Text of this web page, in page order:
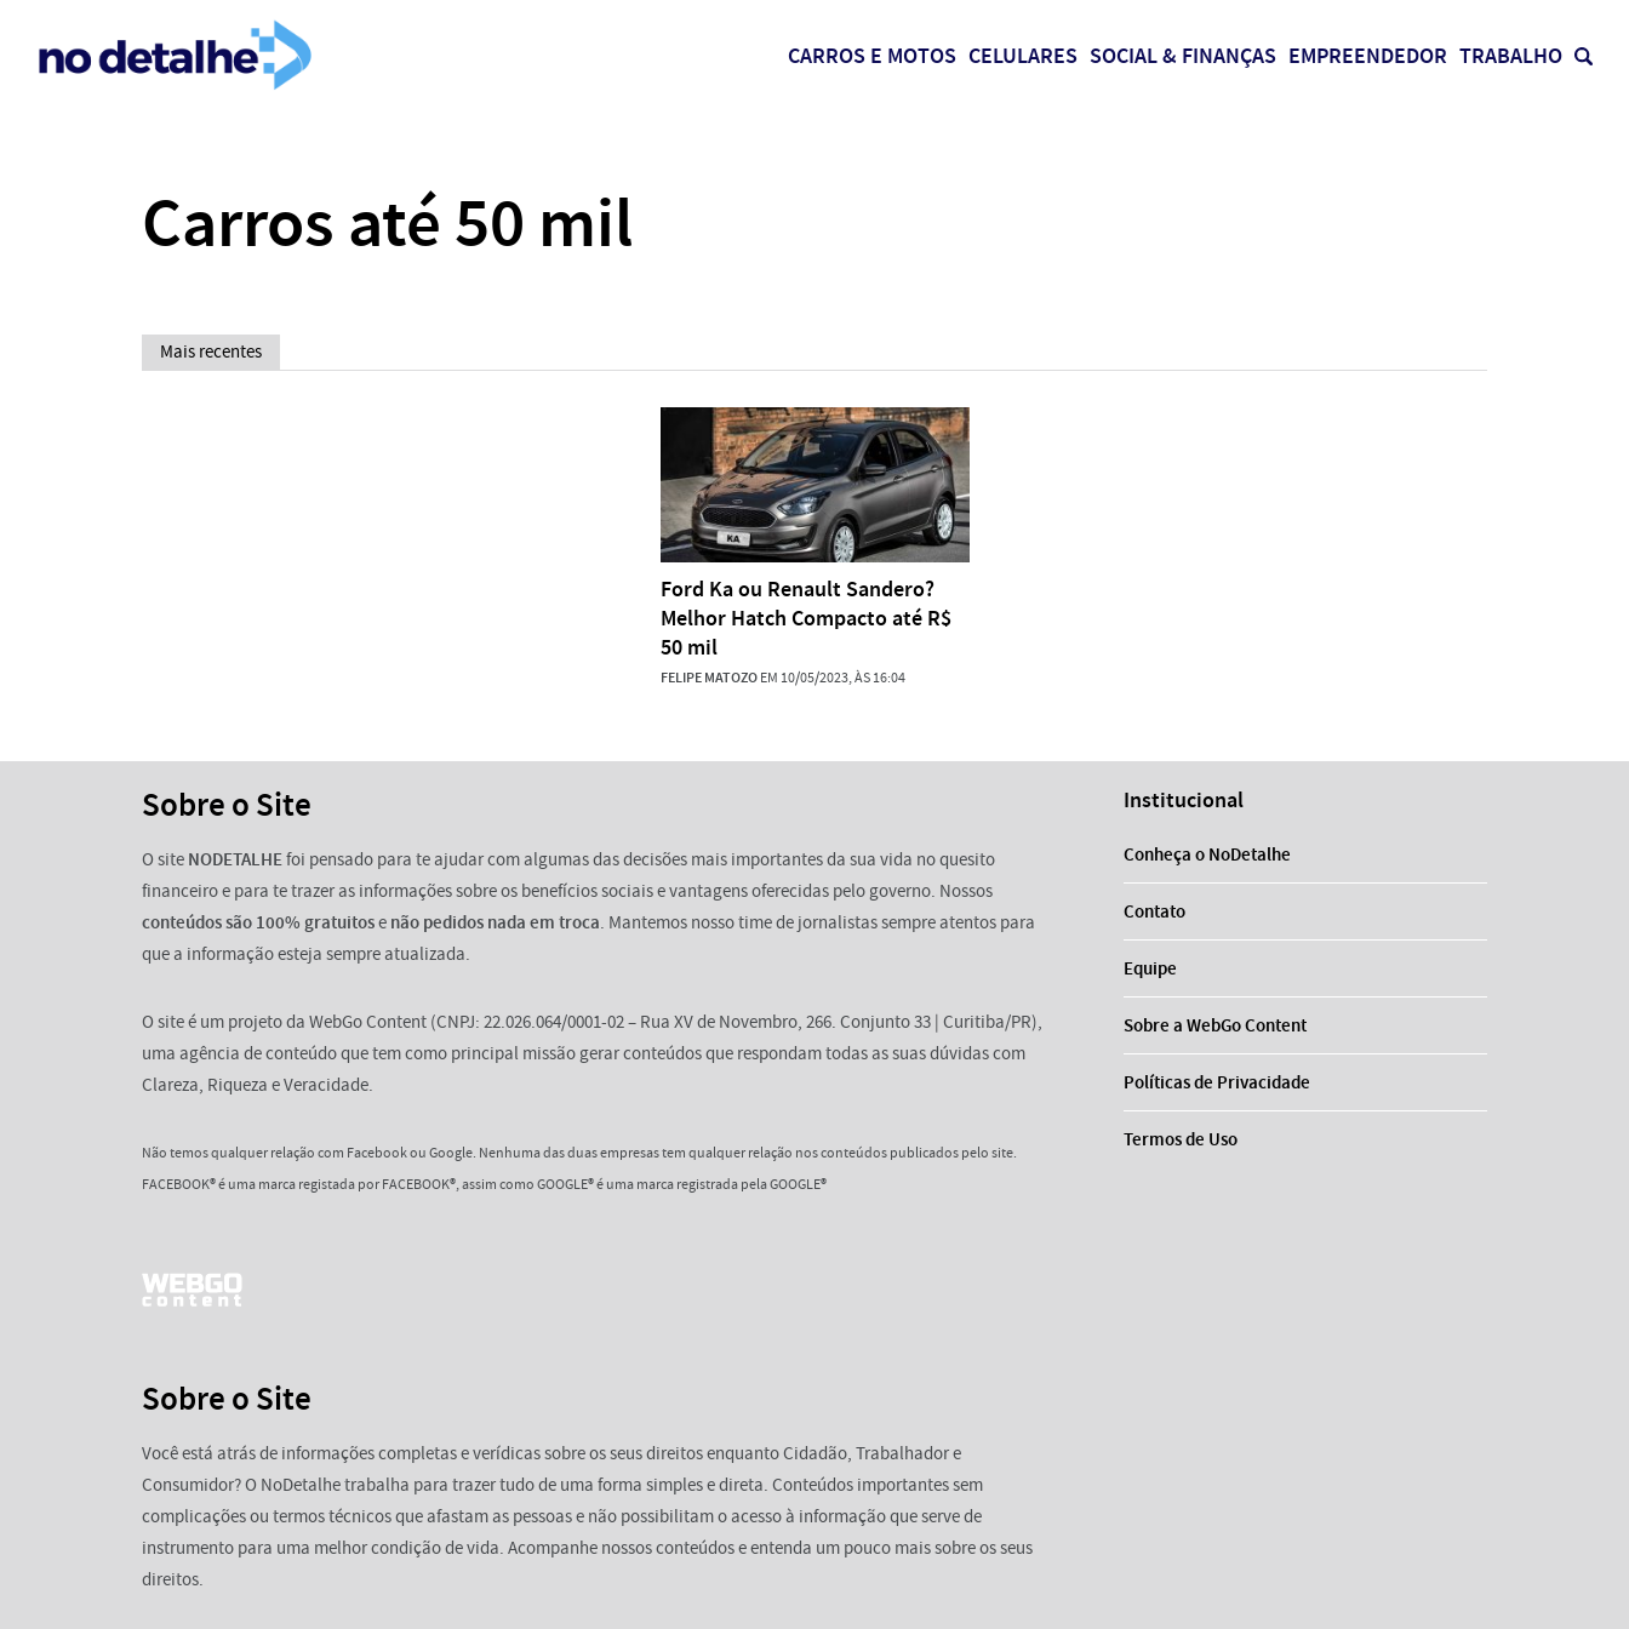
CARROS E MOTOS CELULARES SOCIAL & FINANÇAS EMPREENDEDOR TRABALHO
Carros até 50 mil
Mais recentes
Ford Ka ou Renault Sandero?
Melhor Hatch Compacto até R$
50 mil
FELIPE MATOZOEM 10/05/2023, ÀS 16:04
Sobre o Site
O site NODETALHEfoi pensado para te ajudar com algumas das decisões mais importantes da sua vida no quesito
financeiro e para te trazer as informações sobre os benefícios sociais e vantagens oferecidas pelo governo. Nossos
conteúdos são 100% gratuitose não pedidos nada em troca. Mantemos nosso time de jornalistas sempre atentos para
que a informação esteja sempre atualizada.
O site é um projeto da WebGo Content (CNPJ: 22.026.064/0001-02 – Rua XV de Novembro, 266. Conjunto 33 | Curitiba/PR),
uma agência de conteúdo que tem como principal missão gerar conteúdos que respondam todas as suas dúvidas com
Clareza, Riqueza e Veracidade.
Não temos qualquer relação com Facebook ou Google. Nenhuma das duas empresas tem qualquer relação nos conteúdos publicados pelo site.
FACEBOOK® é uma marca registada por FACEBOOK®, assim como GOOGLE® é uma marca registrada pela GOOGLE®
Sobre o Site
Você está atrás de informações completas e verídicas sobre os seus direitos enquanto Cidadão, Trabalhador e
Consumidor? O NoDetalhe trabalha para trazer tudo de uma forma simples e direta. Conteúdos importantes sem
complicações ou termos técnicos que afastam as pessoas e não possibilitam o acesso à informação que serve de
instrumento para uma melhor condição de vida. Acompanhe nossos conteúdos e entenda um pouco mais sobre os seus
direitos.
Institucional
Conheça o NoDetalhe
Contato
Equipe
Sobre a WebGo Content
Políticas de Privacidade
Termos de Uso